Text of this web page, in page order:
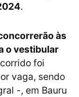
.
às
o vestibular
foi
vaga, sendo
-, em Bauru